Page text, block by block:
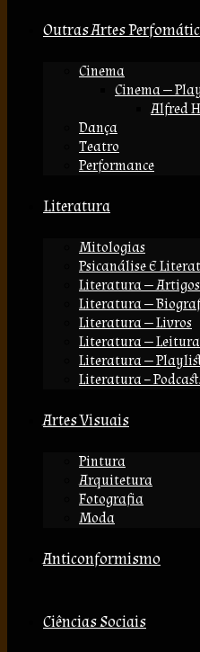
Outras Artes
Cinema
Cinema —
Alfred
Dança
Teatro
Performance
Literatura
Mitologias
Psicanálise E
Literatura — Artigos
Literatura —
Literatura — Livros
Literatura —
Literatura —
Literatura –
Artes Visuais
Pintura
Arquitetura
Fotografia
Moda
Anticonformismo
Ciências Sociais